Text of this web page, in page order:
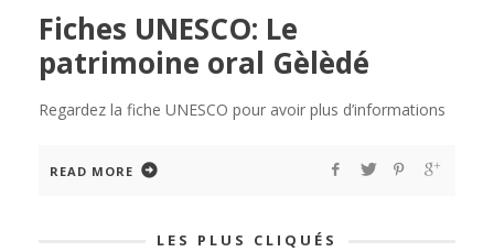
Fiches UNESCO: Le
patrimoine oral Gèlèdé
Regardez la fiche UNESCO pour avoir plus d’informations
READ MORE
LES PLUS CLIQUÉS